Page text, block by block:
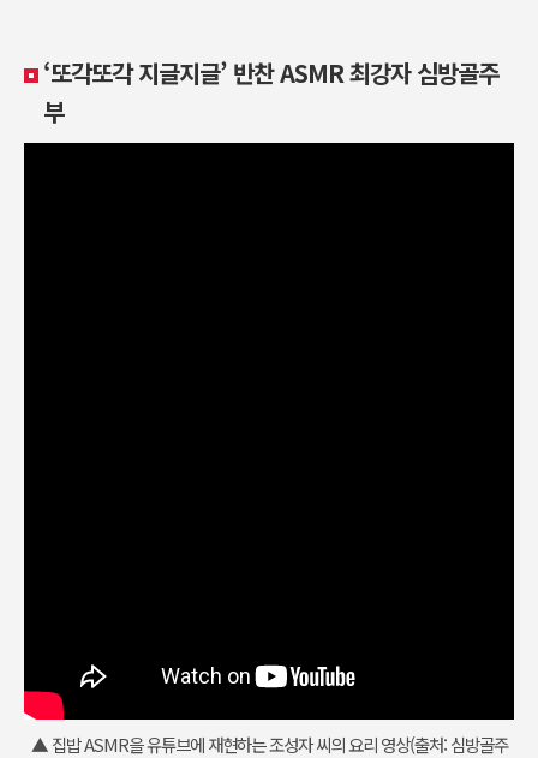
‘또각또각 지글지글’ 반찬 ASMR 최강자 심방골주
부
▲ 집밥 ASMR을 유튜브에 재현하는 조성자 씨의 요리 영상(출처: 심방골주